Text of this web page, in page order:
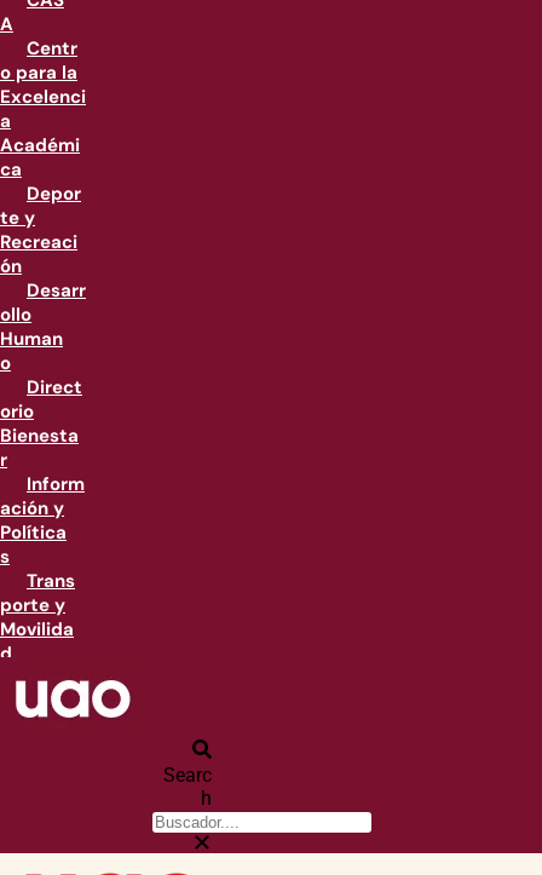
A
Centr
o para la
Excelenci
a
Académi
ca
Depor
te y
Recreaci
ón
Desarr
ollo
Human
o
Direct
orio
Bienesta
r
Inform
ación y
Política
s
Trans
porte y
Movilida
d
Searc
h